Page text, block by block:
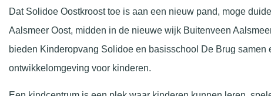
Dat Solidoe Oostkroost toe is aan een nieuw pand, moge
Aalsmeer Oost, midden in de nieuwe wijk Buitenveen
bieden Kinderopvang Solidoe en basisschool De Brug samen
ontwikkelomgeving voor kinderen.